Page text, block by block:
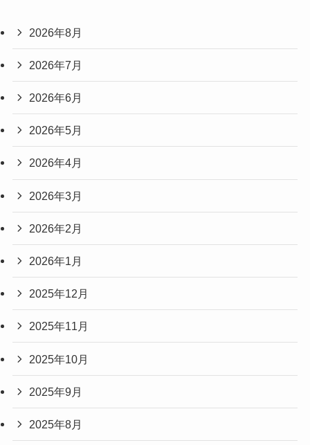
2026年8月
2026年7月
2026年6月
2026年5月
2026年4月
2026年3月
2026年2月
2026年1月
2025年12月
2025年11月
2025年10月
2025年9月
2025年8月